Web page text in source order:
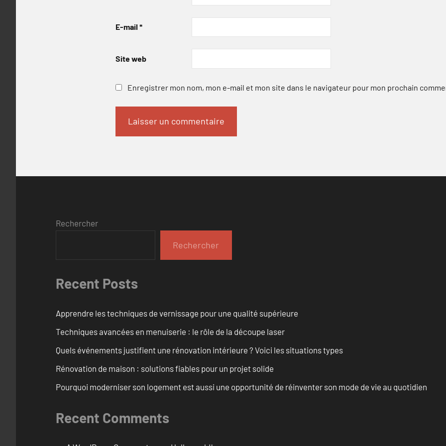
E-mail *
Site web
Enregistrer mon nom, mon e-mail et mon site dans le navigateur pour mon prochain
Rechercher
Rechercher
Recent Posts
Apprendre les techniques de vernissage pour une qualité supérieure
Techniques avancées en menuiserie : le rôle de la découpe laser
Quels événements justifient une rénovation intérieure ? Voici les situations types
Rénovation de maison : solutions fiables pour un projet solide
Pourquoi moderniser son logement est aussi une opportunité de réinventer son mode de vie au quotidien
Recent Comments